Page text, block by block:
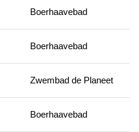
Boerhaavebad
Boerhaavebad
Zwembad de Planeet
Boerhaavebad